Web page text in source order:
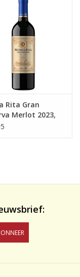
Rita Gran
Merlot 2023,
Valley